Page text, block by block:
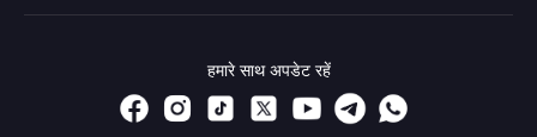
हमारे साथ अपडेट रहें